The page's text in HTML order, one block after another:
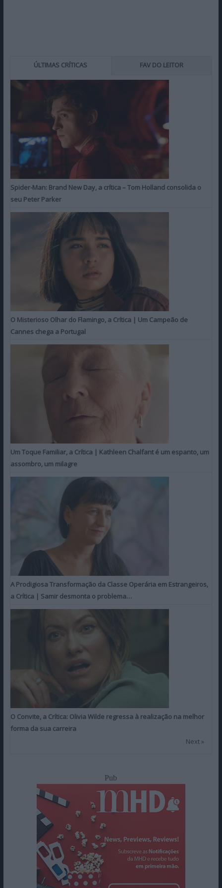
ÚLTIMAS CRÍTICAS FAV DO LEITOR
Spider-Man: Brand New Day, a crítica – Tom Holland consolida o
seu Peter Parker
O Misterioso Olhar do Flamingo, a Crítica | Um Campeão de
Cannes chega a Portugal
Um Toque Familiar, a Crítica | Kathleen Chalfant é um espanto, um
assombro, um milagre
A Prodigiosa Transformação da Classe Operária em Estrangeiros,
a Crítica | Samir desmonta o problema…
O Convite, a Crítica: Olivia Wilde regressa à realização na melhor
forma da sua carreira
Next »
Pub